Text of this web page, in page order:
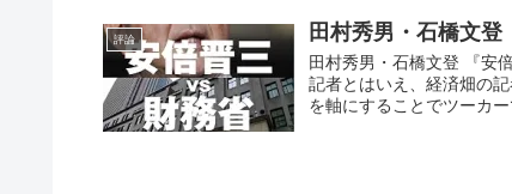
評論 田村秀男・石橋文登
田村秀男・石橋文登 『安
記者とはいえ、経済畑の
を軸にすることでツーカ